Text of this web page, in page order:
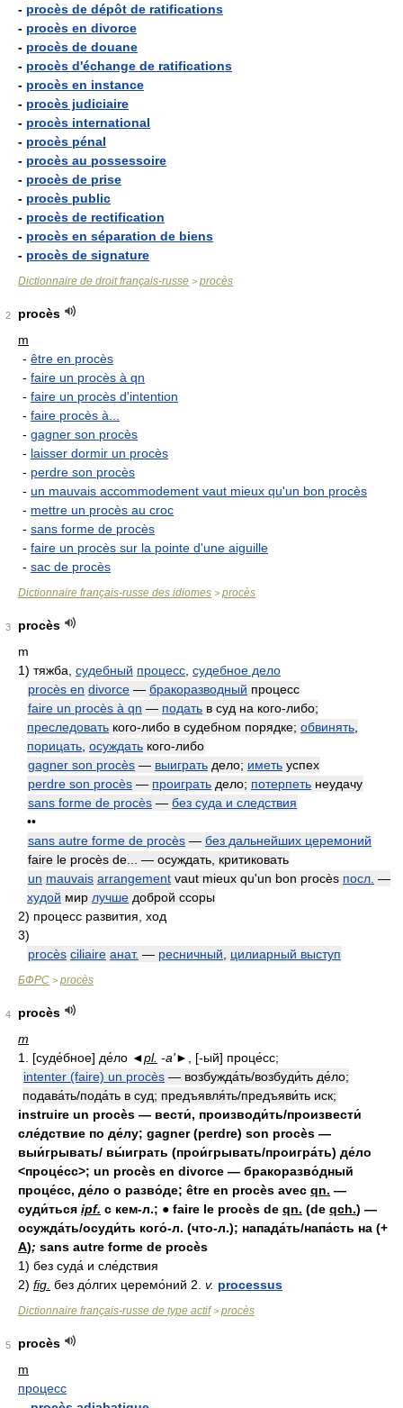
- procès de dépôt de ratifications
- procès en divorce
- procès de douane
- procès d'échange de ratifications
- procès en instance
- procès judiciaire
- procès international
- procès pénal
- procès au possessoire
- procès de prise
- procès public
- procès de rectification
- procès en séparation de biens
- procès de signature
Dictionnaire de droit français-russe > procès
2
procès
m
- être en procès
- faire un procès à qn
- faire un procès d'intention
- faire procès à...
- gagner son procès
- laisser dormir un procès
- perdre son procès
- un mauvais accommodement vaut mieux qu'un bon procès
- mettre un procès au croc
- sans forme de procès
- faire un procès sur la pointe d'une aiguille
- sac de procès
Dictionnaire français-russe des idiomes > procès
3
procès
m
1) тяжба, судебный процесс судебное дело
procès en divorce — бракоразводный процесс
faire un procès à qn — подать в суд на кого-либо;
преследовать кого-либо в судебном порядке; обвинять
порицать осуждать кого-либо
gagner son procès — выиграть дело; иметь успех
perdre son procès — проиграть дело; потерпеть неудачу
sans forme de procès — без суда и следствия
••
sans autre forme de procès — без дальнейших церемоний
faire le procès de... — осуждать, критиковать
un mauvais arrangement vaut mieux qu'un bon procès посл. —
худой мир лучше доброй ссоры
2) процесс развития, ход
3)
procès ciliaire анат. — ресничный цилиарный выступ
БФРС > procès
4
procès
m
1. [суде́бное] де́ло ◄pl. -а'►
, [-ый] проце́сс;
intenter (faire) un procès — возбужда́ть/возбуди́ть де́ло;
подава́ть/пода́ть в суд; предъявля́ть/предъяви́ть иск;
instruire un procès — вести́, производи́ть/произвести́
сле́дствие по де́лу; gagner (perdre) son procès —
выи́грывать/ вы́играть (прои́грывать/проигра́ть) де́ло
<проце́сс>; un procès en divorce — бракоразво́дный
проце́сс, де́ло о разво́де; être en procès avec qn. —
суди́ться ipf. с кем-л.; ● faire le procès de qn. (de qch.) —
осужда́ть/осуди́ть кого́-л. (что-л.); напада́ть/напа́сть на (+
A); sans autre forme de procès
1) без суда́ и сле́дствия
2) fig. без до́лгих церемо́ний 2. v. processus
Dictionnaire français-russe de type actif> procès
5
procès
m
процесс